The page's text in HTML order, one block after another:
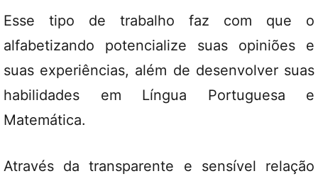
Esse tipo de trabalho faz com que o
alfabetizando potencialize suas opiniões e
suas experiências, além de desenvolver suas
habilidades em Língua Portuguesa e
Matemática.
Através da transparente e sensível relação